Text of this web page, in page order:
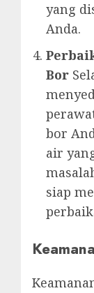
yang
Anda.
Bor
bor
air
siap